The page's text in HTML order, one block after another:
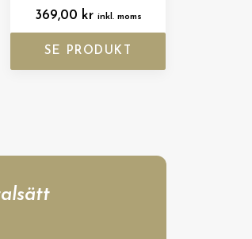
369,00 kr inkl. moms
SE PRODUKT